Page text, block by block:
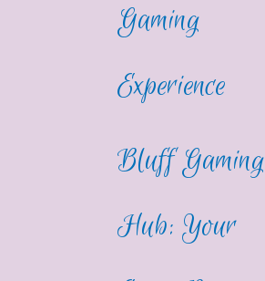
Gaming
Experience
Bluff Gaming
Hub: Your